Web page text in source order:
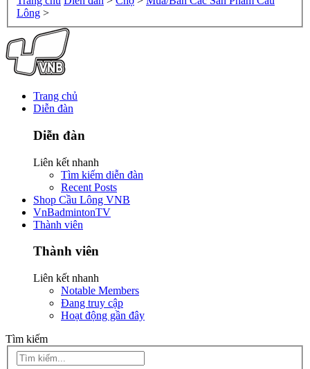
Lông >
Trang chủ
Diễn đàn
Diễn đàn
Liên kết nhanh
Tìm kiếm diễn đàn
Recent Posts
Shop Cầu Lông VNB
VnBadmintonTV
Thành viên
Thành viên
Liên kết nhanh
Notable Members
Đang truy cập
Hoạt động gần đây
Tìm kiếm